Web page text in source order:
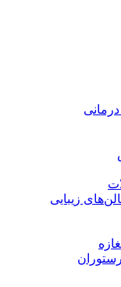
زیبایی